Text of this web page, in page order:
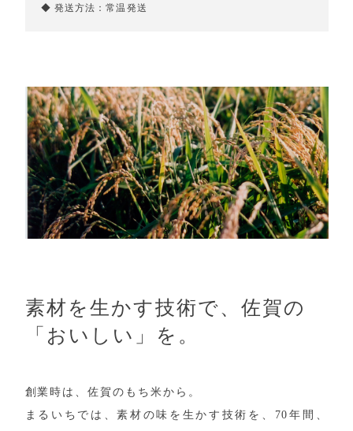
◆ 発送方法：常温発送
素材を生かす技術で、佐賀の
「おいしい」を。
創業時は、佐賀のもち米から。
まるいちでは、素材の味を生かす技術を、70年間、